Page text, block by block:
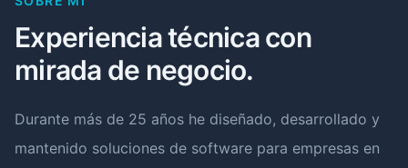
Experiencia técnica con
mirada de negocio.
Durante más de 25 años he diseñado, desarrollado y
mantenido soluciones de software para empresas en